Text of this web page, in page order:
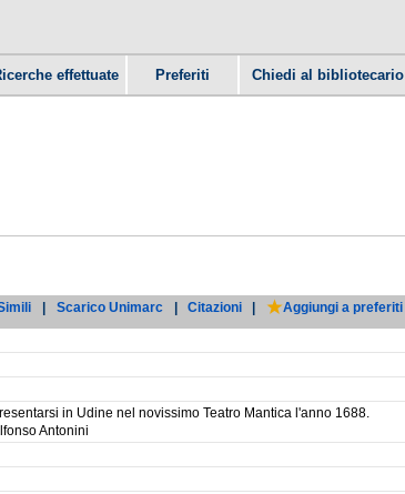
effettuate Preferiti Chiedi al bibliotecario
Scarico Unimarc Citazioni Aggiungi a preferiti
in Udine nel novissimo Teatro Mantica l'anno 1688.
Antonini